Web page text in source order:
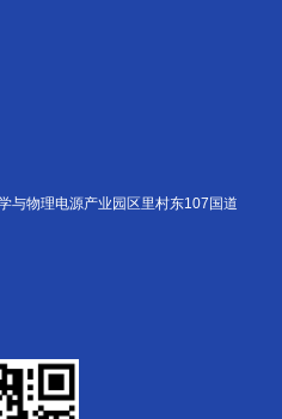
与物理电源产业园区里村东107国道